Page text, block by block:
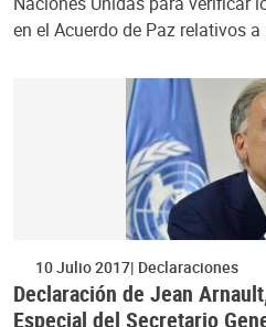
en el Acuerdo de Paz relativos
10 Julio 2017 Declaraciones
Declaración de Jean
Especial del Secretario